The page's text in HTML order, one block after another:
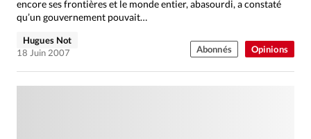
Opinions
encore ses frontières et le monde entier, abasourdi, a constaté
qu’un gouvernement pouvait…
Hugues Not
18 Juin 2007
Abonnés